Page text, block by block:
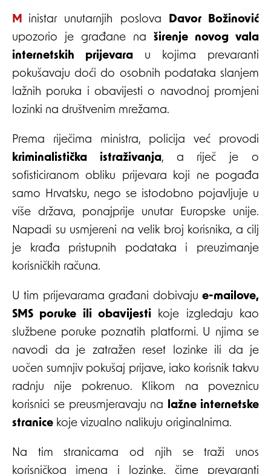
Ministar unutarnjih poslova Davor Božinović
upozorio je građane na širenje novog vala
internetskih prijevara u kojima prevaranti
pokušavaju doći do osobnih podataka slanjem
lažnih poruka i obavijesti o navodnoj promjeni
lozinki na društvenim mrežama.
Prema riječima ministra, policija već provodi
kriminalistička istraživanja, a riječ je o
sofisticiranom obliku prijevara koji ne pogađa
samo Hrvatsku, nego se istodobno pojavljuje u
više država, ponajprije unutar Europske unije.
Napadi su usmjereni na velik broj korisnika, a cilj
je krađa pristupnih podataka i preuzimanje
korisničkih računa.
U tim prijevarama građani dobivaju e-mailove,
SMS poruke ili obavijesti koje izgledaju kao
službene poruke poznatih platformi. U njima se
navodi da je zatražen reset lozinke ili da je
uočen sumnjiv pokušaj prijave, iako korisnik takvu
radnju nije pokrenuo. Klikom na poveznicu
korisnici se preusmjeravaju na lažne internetske
stranice koje vizualno nalikuju originalnima.
Na tim stranicama od njih se traži unos
korisničkog imena i lozinke, čime prevaranti